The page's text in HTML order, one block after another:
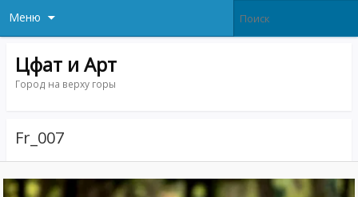
Меню
Цфат и Арт
Город на верху горы
Fr_007